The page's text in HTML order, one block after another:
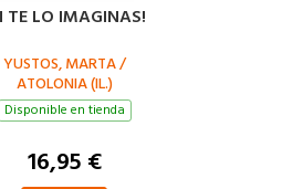
TE LO IMAGINAS!
YUSTOS, MARTA /
ATOLONIA (IL.)
Disponible en tienda
16,95 €